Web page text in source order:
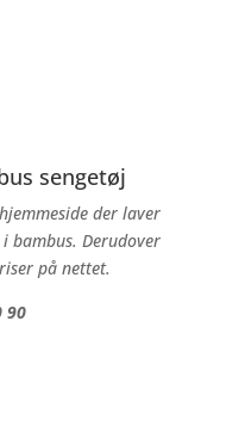
sengetøj
der laver
bambus. Derudover
på nettet.
90